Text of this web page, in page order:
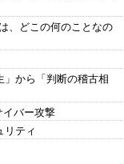
、どこの何のことなの
から「判断の稽古相
イバー攻撃
リティ